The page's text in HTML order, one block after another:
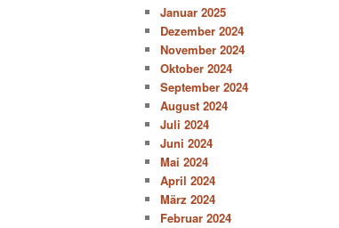
Januar 2025
Dezember 2024
November 2024
Oktober 2024
September 2024
August 2024
Juli 2024
Juni 2024
Mai 2024
April 2024
März 2024
Februar 2024